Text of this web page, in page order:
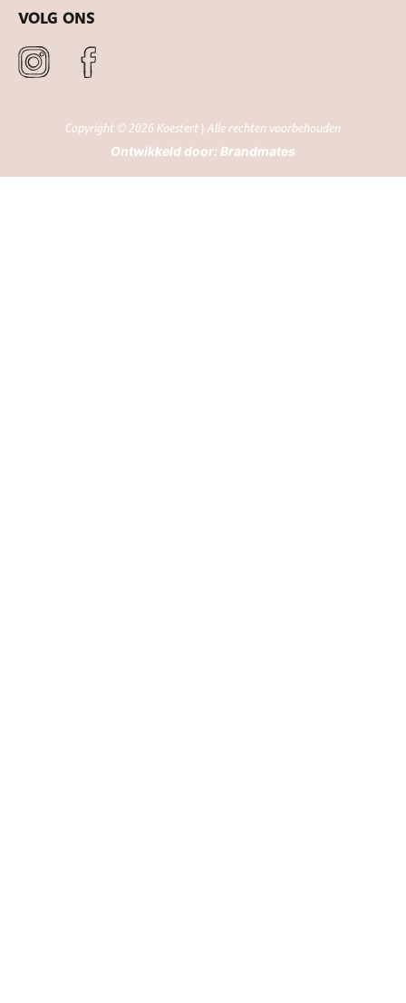
VOLG ONS
Copyright © 2026 Koestert | Alle rechten voorbehouden
Ontwikkeld door: Brandmates